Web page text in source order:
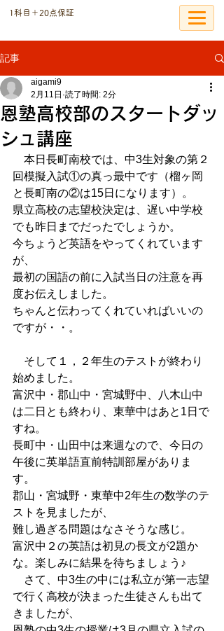
​1科目＋20点保証
記事
恩塾高校部のスタートダッ
シュ講座
aigami9
2月11日 読了時間: 2分
本日長町南校では、中3生対象の第２
回模擬入試①の真っ最中です（榴ヶ岡
と長町南の②は15日になります）。
県立高校の志望校決定は、遅い中学校
でも昨日までだったでしょうか。
今ちょうど英語をやってくれています
が、
最初の国語の前に入試当日の注意を再
度お伝えしました。
ちゃんと伝わってくれていればいいの
ですが・・。
そして１，２年生のテストが終わり
始めました。
富沢中・郡山中・宮城野中、八木山中
は二日とも終わり、東華中はあと1日で
すね。
長町中・山田中は来週なので、今日の
午後に英単語直前特訓部屋がありま
す。
郡山・宮城野・東華中2年生の数学のテ
ストを見ましたが、
難し過ぎる問題はなさそうな感じ。
富沢中２の英語は初見の長文が2題か
な。楽しみに結果を待ちましょう♪
さて、中3生の中には私立が第一志望
で行く高校が決まった生徒さんも出て
きましたが、